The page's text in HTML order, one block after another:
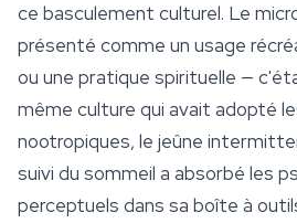
ce basculement culturel. Le
présenté comme un usage
ou une pratique spirituelle —
même culture qui avait adopté
nootropiques, le jeûne
suivi du sommeil a absorbé les
perceptuels dans sa boîte à